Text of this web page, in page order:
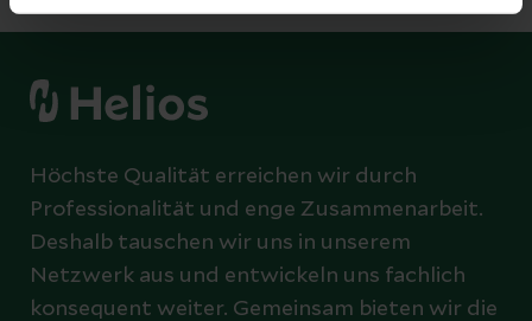
Höchste Qualität erreichen wir durch
Professionalität und enge Zusammenarbeit.
Deshalb tauschen wir uns in unserem
Netzwerk aus und entwickeln uns fachlich
konsequent weiter. Gemeinsam bieten wir die